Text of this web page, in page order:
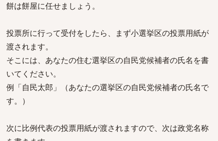
餅は餅屋に任せましょう。
投票所に行って受付をしたら、まず小選挙区の投票用紙が
渡されます。
そこには、あなたの住む選挙区の自民党候補者の氏名を書
いてください。
例「自民太郎」（あなたの選挙区の自民党候補者の氏名で
す。）
次に比例代表の投票用紙が渡されますので、次は政党名称